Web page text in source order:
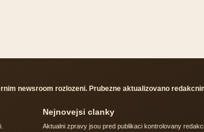
Aktualni zpravy jsou pred publikaci kontrolovany redakci.